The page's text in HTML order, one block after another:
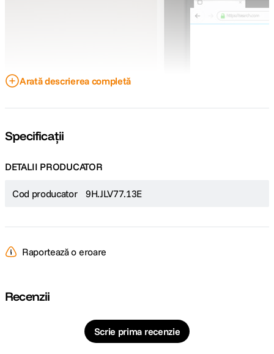
Incepeti oricand o conferinta video. Conectati-va cu
Arată descrierea completă
Specificații
DETALII PRODUCATOR
Cod producator 9H.JLV77.13E
Raportează o eroare
Recenzii
Scrie prima recenzie